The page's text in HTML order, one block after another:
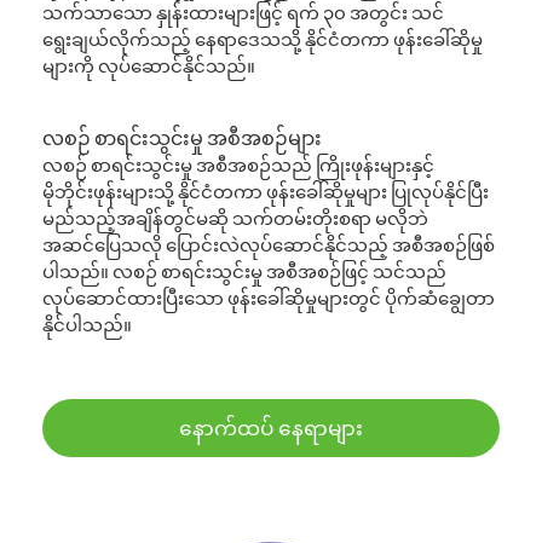
သက်သာသော နှုန်းထားများဖြင့် ရက် ၃၀ အတွင်း သင်
ရွေးချယ်လိုက်သည့် နေရာဒေသသို့ နိုင်ငံတကာ ဖုန်းခေါ်ဆိုမှု
များကို လုပ်ဆောင်နိုင်သည်။
လစဉ် စာရင်းသွင်းမှု အစီအစဉ်များ
လစဉ် စာရင်းသွင်းမှု အစီအစဉ်သည် ကြိုးဖုန်းများနှင့်
မိုဘိုင်းဖုန်းများသို့ နိုင်ငံတကာ ဖုန်းခေါ်ဆိုမှုများ ပြုလုပ်နိုင်ပြီး
မည်သည့်အချိန်တွင်မဆို သက်တမ်းတိုးစရာ မလိုဘဲ
အဆင်ပြေသလို ပြောင်းလဲလုပ်ဆောင်နိုင်သည့် အစီအစဉ်ဖြစ်
ပါသည်။ လစဉ် စာရင်းသွင်းမှု အစီအစဉ်ဖြင့် သင်သည်
လုပ်ဆောင်ထားပြီးသော ဖုန်းခေါ်ဆိုမှုများတွင် ပိုက်ဆံချွေတာ
နိုင်ပါသည်။
နောက်ထပ် နေရာများ